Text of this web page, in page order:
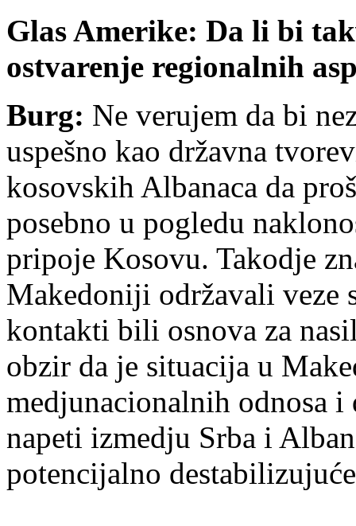
Glas Amerike: Da li bi
ostvarenje regionalnih
Burg: Ne verujem da bi
uspešno kao državna
kosovskih Albanaca da
posebno u pogledu
pripoje Kosovu. Takodje
Makedoniji održavali veze
kontakti bili osnova za
obzir da je situacija u
medjunacionalnih odnosa
napeti izmedju Srba i
potencijalno